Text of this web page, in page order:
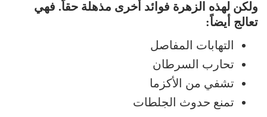
ولكن لهذه الزهرة فوائد أخرى مذهلة حقاً. فهي
تعالج أيضاً:
التهابات المفاصل
تحارب السرطان
تشفي من الأكزما
تمنع حدوث الجلطات